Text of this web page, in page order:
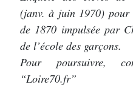
(janv. à juin 1970) pour
de 1870 impulsée par
de l’école des garçons.
Pour poursuivre,
“Loire70.fr”